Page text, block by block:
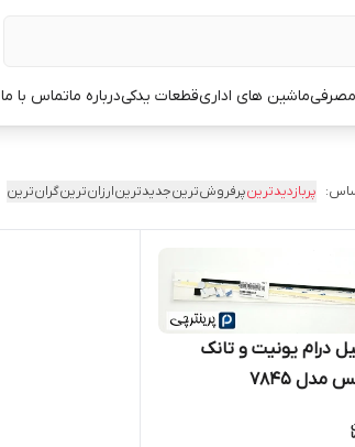
مصرفیماشین های اداریقطعات یدکیدرباره ماتماس با ما
پربازدیدترینپرفروش‌ترینجدیدترینارزان‌ترینگران‌ترین
درام یونیت و تانک
مدل ۷۸۴۵